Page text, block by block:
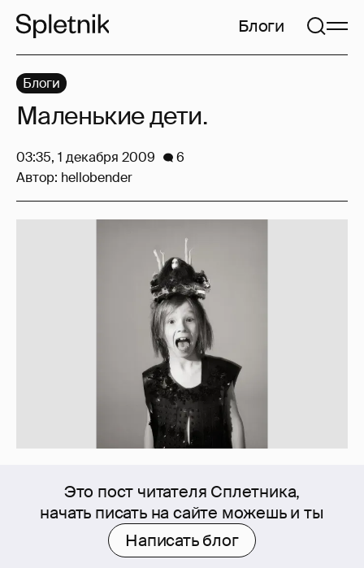
Блоги
Это пост читателя Сплетника,
начать писать на сайте можешь и ты
Написать блог
Блоги
Маленькие дети.
03:35, 1 декабря 2009
6
Автор: hellobender